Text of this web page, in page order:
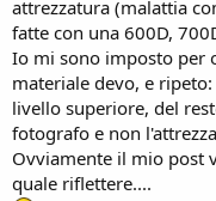
attrezzatura (malattia
fatte con una 600D,
Io mi sono imposto per
materiale devo, e
livello superiore, del
fotografo e non
Ovviamente il mio post
quale riflettere....